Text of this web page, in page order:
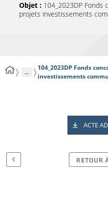
Objet : 104_2023DP Fonds
projets investissements
...
104_2023DP Fonds
investissements
ACTE
RETOUR